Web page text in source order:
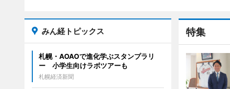
特集
みん経トピックス
札幌・AOAOで進化学ぶスタンプラリ
ー 小学生向けラボツアーも
札幌経済新聞